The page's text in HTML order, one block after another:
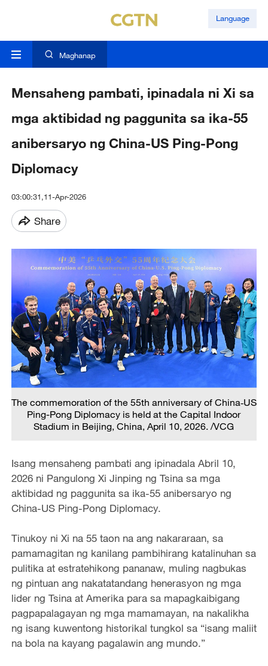
Language
Maghanap
Mensaheng pambati, ipinadala ni Xi sa
mga aktibidad ng paggunita sa ika-55
anibersaryo ng China-US Ping-Pong
Diplomacy
03:00:31,11-Apr-2026
Share
The commemoration of the 55th anniversary of China‑US
Ping-Pong Diplomacy is held at the Capital Indoor
Stadium in Beijing, China, April 10, 2026. /VCG
Isang mensaheng pambati ang ipinadala Abril 10,
2026 ni Pangulong Xi Jinping ng Tsina sa mga
aktibidad ng paggunita sa ika-55 anibersaryo ng
China-US Ping-Pong Diplomacy.
Tinukoy ni Xi na 55 taon na ang nakararaan, sa
pamamagitan ng kanilang pambihirang katalinuhan sa
pulitika at estratehikong pananaw, muling nagbukas
ng pintuan ang nakatatandang henerasyon ng mga
lider ng Tsina at Amerika para sa mapagkaibigang
pagpapalagayan ng mga mamamayan, na nakalikha
ng isang kuwentong historikal tungkol sa “isang maliit
na bola na kayang pagalawin ang mundo.”